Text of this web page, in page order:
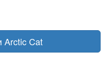
Arctic Cat